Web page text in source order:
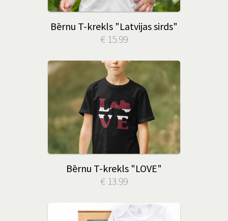
Bērnu T-krekls "Latvijas sirds"
€ 15.99
Bērnu T-krekls "LOVE"
€ 13.99